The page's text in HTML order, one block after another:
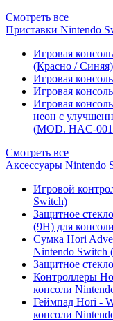
Смотреть все
Приставки Nintendo
Игровая
(Красно / Синяя)
Игровая
Игровая
Игровая
неон с
(MOD. HAC-
Смотреть все
Аксессуары Nintendo
Игровой
Switch)
Защитное
(9H) для
Сумка Hori
Nintendo Switch
Защитное
Контроллеры
консоли
Геймпад Hori -
консоли